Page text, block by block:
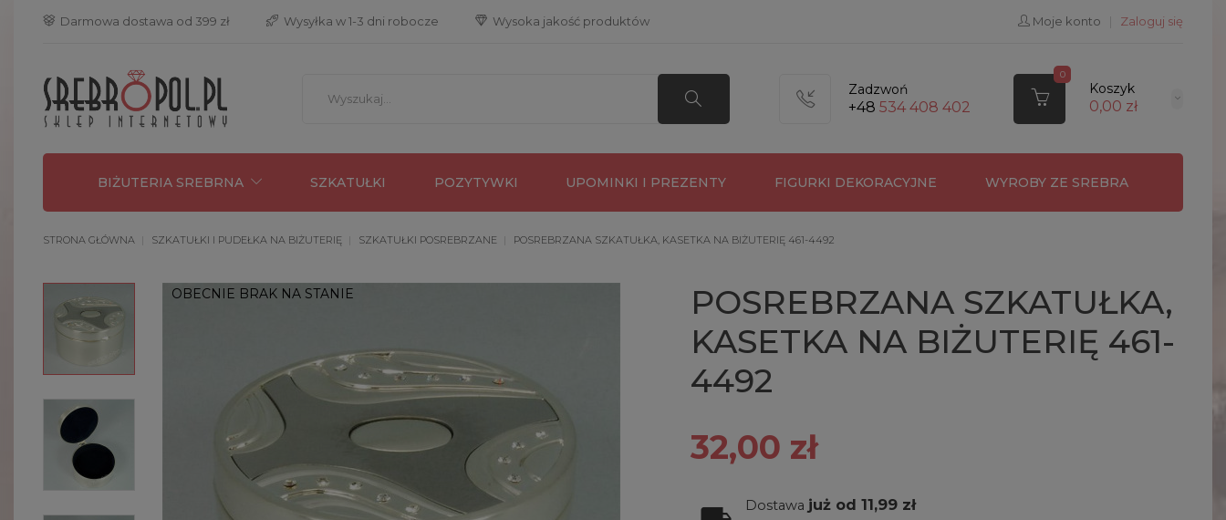
 Darmowa dostawa od 399 zł  Wysyłka w 1-3 dni robocze  Wysoka jakość produktów Moje konto Zaloguj się
Zadzwoń
+48 534 408 402
0
Koszyk
0,00 zł
BIŻUTERIA SREBRNA SZKATUŁKI POZYTYWKI UPOMINKI I PREZENTY FIGURKI DEKORACYJNE WYROBY ZE SREBRA
STRONA GŁÓWNA SZKATUŁKI I PUDEŁKA NA BIŻUTERIĘ SZKATUŁKI POSREBRZANE POSREBRZANA SZKATUŁKA, KASETKA NA BIŻUTERIĘ 461-4492
OBECNIE BRAK NA STANIE
POSREBRZANA SZKATUŁKA,
KASETKA NA BIŻUTERIĘ 461-
4492
32,00 zł
Dostawa już od 11,99 zł